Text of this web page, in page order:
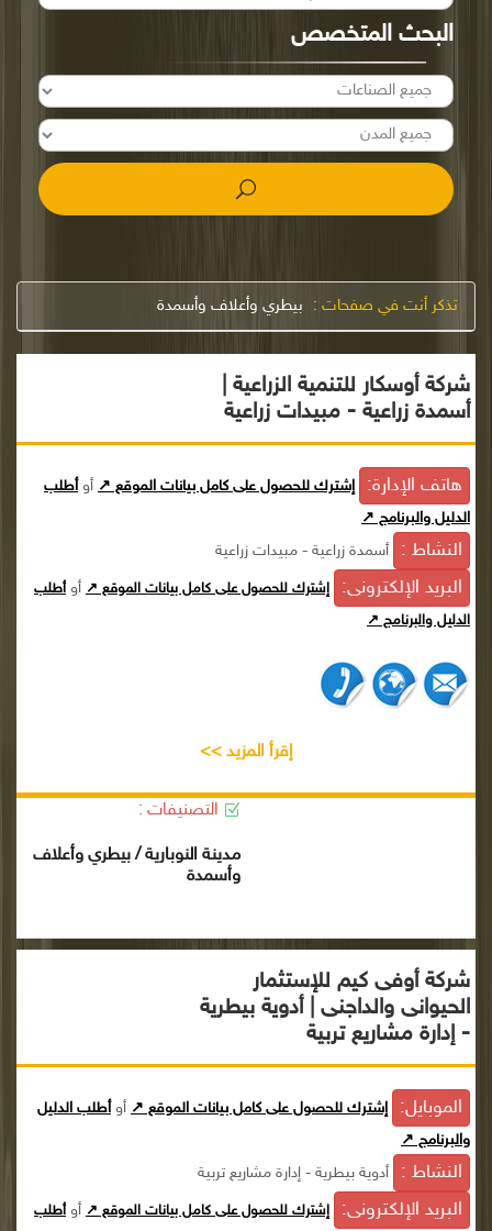
البحث المتخصص
تذكر أنت في صفحات : بيطري وأعلاف وأسمدة
شركة أوسكار للتنمية الزراعية |
أسمدة زراعية - مبيدات زراعية
هاتف الإدارة: إشترك للحصول على كامل بيانات الموقع ↗ أوأطلب
الدليل والبرنامج ↗
النشاط : أسمدة زراعية - مبيدات زراعية
البريد الإلكترونى: إشترك للحصول على كامل بيانات الموقع ↗ أوأطلب
الدليل والبرنامج ↗
إقرأ المزيد >>
التصنيفات :
مدينة النوبارية / بيطري وأعلاف
وأسمدة
شركة أوفى كيم للإستثمار
الحيوانى والداجنى | أدوية بيطرية
- إدارة مشاريع تربية
الموبايل: إشترك للحصول على كامل بيانات الموقع ↗ أوأطلب الدليل
والبرنامج ↗
النشاط : أدوية بيطرية - إدارة مشاريع تربية
البريد الإلكترونى: إشترك للحصول على كامل بيانات الموقع ↗ أوأطلب